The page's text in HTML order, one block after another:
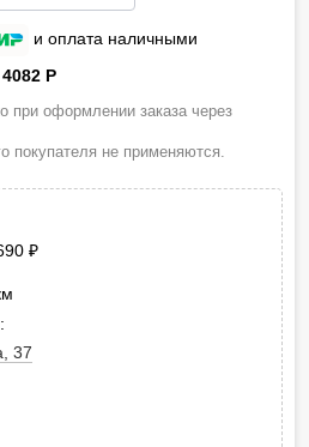
и оплата наличными
P
при оформлении заказа через
покупателя не применяются.
37